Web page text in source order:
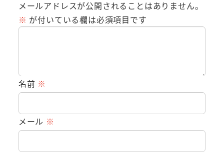
メールアドレスが公開されることはありません。
※ が付いている欄は必須項目です
名前 ※
メール ※